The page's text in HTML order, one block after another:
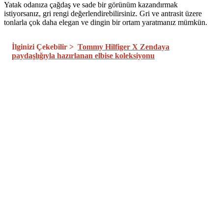
Yatak odanıza çağdaş ve sade bir görünüm kazandırmak
istiyorsanız, gri rengi değerlendirebilirsiniz. Gri ve antrasit üzere
tonlarla çok daha elegan ve dingin bir ortam yaratmanız mümkün.
İlginizi Çekebilir > Tommy Hilfiger X Zendaya
paydaşlığıyla hazırlanan elbise koleksiyonu